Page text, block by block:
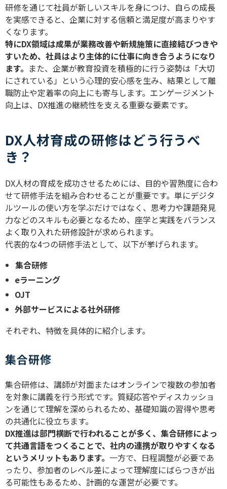
研修を通じて社員が新しいスキルを身につけ、自らの成長
を実感できると、企業に対する信頼と満足度が高まりやす
くなります。
特にDX領域は成果が業務改善や新規施策に直接結びつきや
すいため、社員はより主体的に仕事に向き合うようになり
ます。 また、企業が教育投資を積極的に行う姿勢は「大切
にされている」という心理的安心感を生み、結果として離
職防止や定着率の向上にも寄与します。エンゲージメント
向上は、 DX推進の継続性を支える重要な要素です。
DX人材育成の研修はどう行うべ
き？
DX人材の育成を成功させるためには、目的や習熟度に合わ
せて研修手法を組み合わせることが重要です。単にデジタ
ルツールの使い方を学ぶだけではなく、思考力や課題発見
力などのスキルも必要となるため、座学と実践をバランス
よく取り入れた研修設計が求められます。
代表的な4つの研修手法として、以下が挙げられます。
集合研修
eラーニング
OJT
外部サービスによる社外研修
それぞれ、特徴を具体的に紹介します。
集合研修
集合研修は、講師が対面またはオンラインで複数の参加者
を対象に講義を行う形式です。質疑応答やディスカッショ
ンを通じて理解を深められるため、基礎知識の習得や思考
の共通化に役立ちます。
DX推進は部門横断で行われることが多く、集合研修によっ
て共通言語をつくることで、社内の連携が取りやすくなる
というメリットもあります。 一方で、日程調整が必要であ
ったり、参加者のレベル差によって理解度にばらつきが出
る可能性もあるため、計画的な運営が必要です。